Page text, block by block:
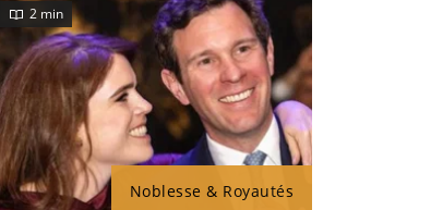
Noblesse & Royautés
2 min